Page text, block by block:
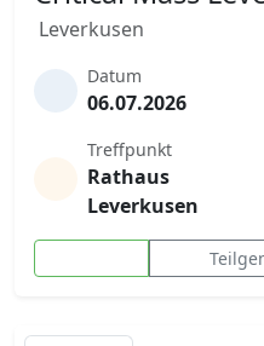
Leverkusen
Datum
06.07.2026
Treffpunkt
Rathaus
Leverkusen